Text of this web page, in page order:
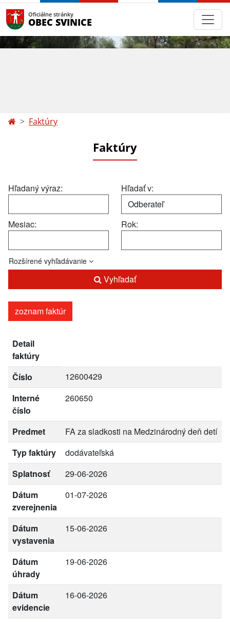
Oficiálne stránky
OBEC SVINICE
Faktúry
Faktúry
Hľadaný výraz: Hľadať v:
Mesiac: Rok:
Rozšírené vyhľadávanie
Vyhľadať
zoznam faktúr
Detail
faktúry
Číslo
12600429
Interné
číslo
260650
Predmet
FA za sladkosti na Medzinárodný deň detí
Typ faktúry
dodávateľská
Splatnosť
29-06-2026
Dátum
zverejnenia
01-07-2026
Dátum
vystavenia
15-06-2026
Dátum
úhrady
19-06-2026
Dátum
evidencie
16-06-2026